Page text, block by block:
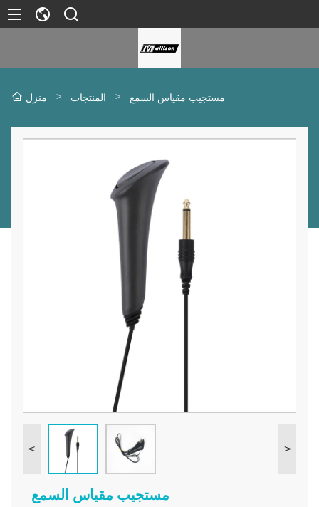
منزل > المنتجات > مستجيب مقياس السمع
< >
مستجيب مقياس السمع